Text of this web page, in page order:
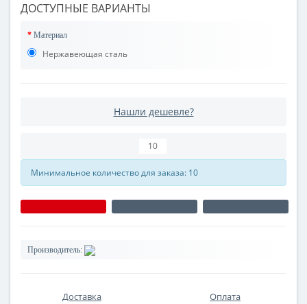
ДОСТУПНЫЕ ВАРИАНТЫ
Материал
Нержавеющая сталь
Нашли дешевле?
Минимальное количество для заказа: 10
Производитель:
Доставка Оплата